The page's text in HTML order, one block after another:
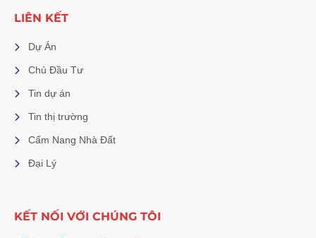
LIÊN KẾT
Dự Án
Chủ Đầu Tư
Tin dự án
Tin thị trường
Cẩm Nang Nhà Đất
Đại Lý
KẾT NỐI VỚI CHÚNG TÔI